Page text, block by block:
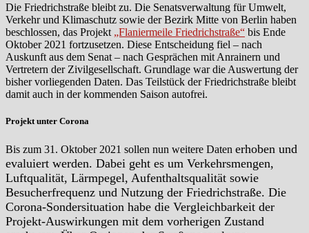
Die Friedrichstraße bleibt zu. Die Senatsverwaltung für Umwelt,
Verkehr und Klimaschutz sowie der Bezirk Mitte von Berlin haben
beschlossen, das Projekt „Flaniermeile Friedrichstraße“ bis Ende
Oktober 2021 fortzusetzen. Diese Entscheidung fiel – nach
Auskunft aus dem Senat – nach Gesprächen mit Anrainern und
Vertretern der Zivilgesellschaft. Grundlage war die Auswertung der
bisher vorliegenden Daten. Das Teilstück der Friedrichstraße bleibt
damit auch in der kommenden Saison autofrei.
Projekt unter Corona
Bis zum 31. Oktober 2021 sollen nun weitere Daten erhoben und
evaluiert werden. Dabei geht es um Verkehrsmengen,
Luftqualität, Lärmpegel, Aufenthaltsqualität sowie
Besucherfrequenz und Nutzung der Friedrichstraße. Die
Corona-Sondersituation habe die Vergleichbarkeit der
Projekt-Auswirkungen mit dem vorherigen Zustand